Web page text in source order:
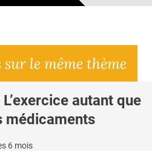
le même thème
L’exercice autant que
médicaments
6 mois